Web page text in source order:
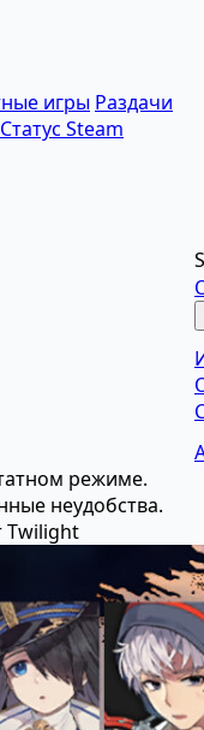
игры Раздачи
Статус Steam
режиме.
неудобства.
Twilight